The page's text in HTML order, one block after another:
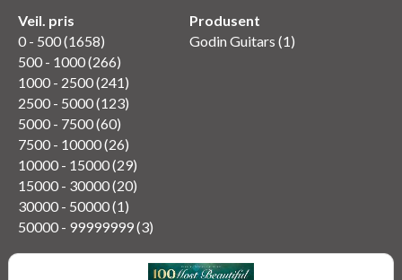
Veil. pris
0 - 500 (1658)
500 - 1000 (266)
1000 - 2500 (241)
2500 - 5000 (123)
5000 - 7500 (60)
7500 - 10000 (26)
10000 - 15000 (29)
15000 - 30000 (20)
30000 - 50000 (1)
50000 - 99999999 (3)
Produsent
Godin Guitars (1)